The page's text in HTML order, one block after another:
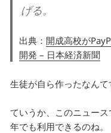
げる。
出典： 開成高校が
開発 – 日本経済新聞
生徒が自ら作ったなんて
ていうか、このニュー
年でも利用できるのね。